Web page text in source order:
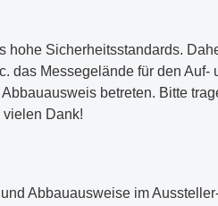
hohe Sicherheitsstandards.
das Messegelände für den
betreten. Bitte
vielen Dank!
Abbauausweise im